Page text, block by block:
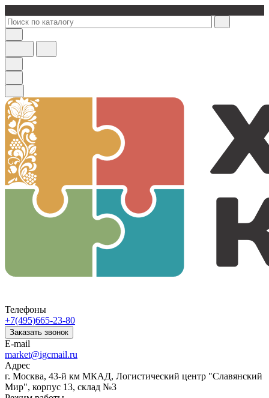
Телефоны
+7(495)665-23-80
Заказать звонок
E-mail
market@igcmail.ru
Адрес
г. Москва, 43-й км МКАД, Логистический центр "Славянский
Мир", корпус 13, склад №3